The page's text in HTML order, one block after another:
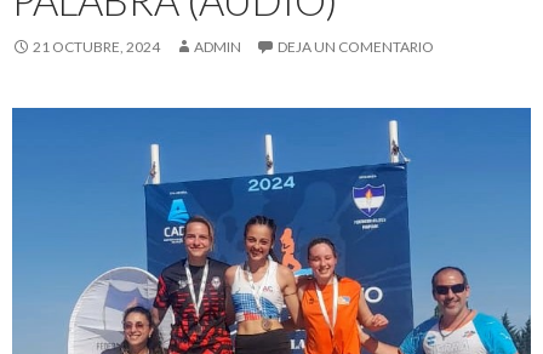
21 OCTUBRE, 2024 ADMIN DEJA UN COMENTARIO